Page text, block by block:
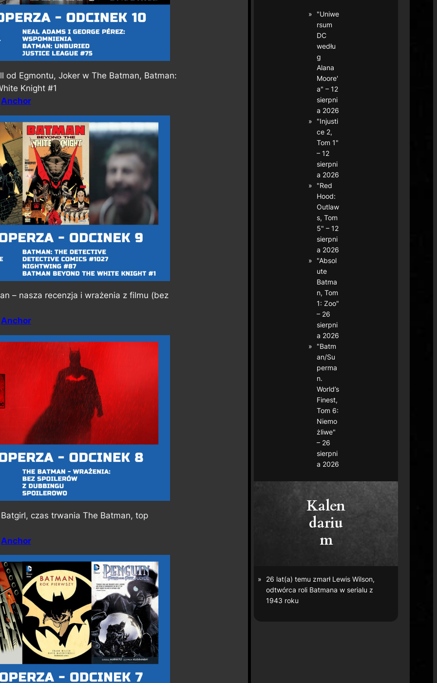
od Egmontu, Joker w The Batman, Batman:
Knight #1
Anchor
– nasza recenzja i wrażenia z filmu (bez
Anchor
czas trwania The Batman, top
Anchor
"Uniwe
rsum
DC
wedłu
g
Alana
Moore'
a" – 12
sierpni
a 2026
"Injusti
ce 2,
Tom 1"
– 12
sierpni
a 2026
"Red
Hood:
Outlaw
s, Tom
5" – 12
sierpni
a 2026
"Absol
ute
Batma
n, Tom
1: Zoo"
– 26
sierpni
a 2026
"Batm
an/Su
perma
n.
World’s
Finest,
Tom 6:
Niemo
żliwe"
– 26
sierpni
a 2026
Kalen
dariu
m
26 lat(a) temu zmarł Lewis Wilson,
odtwórca roli Batmana w serialu z
1943 roku